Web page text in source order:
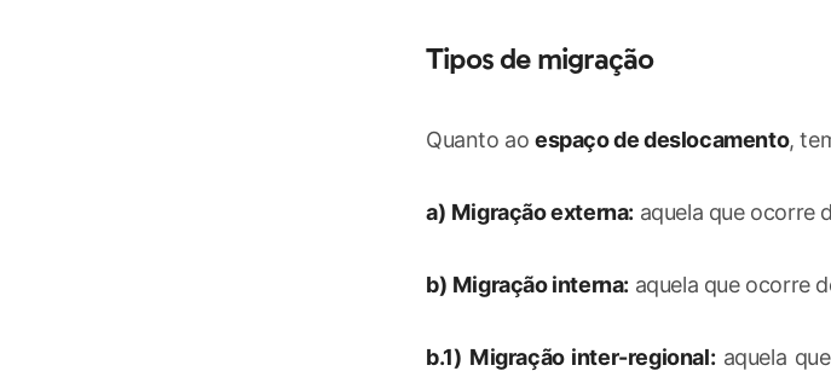
Tipos de migração
Quanto ao espaço de deslocamento,
a) Migração externa: aquela que ocorre
b) Migração interna: aquela que ocorre
b.1) Migração inter-regional: aquela